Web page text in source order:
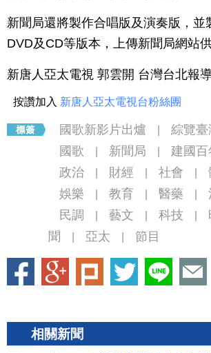
新聞局還將製作合唱版及演奏版，並
DVD及CD等版本，上傳新聞局網站供
新唐人亞太電視 郭雲開 台灣台北報
按讚加入 新唐人亞太電視台粉絲團
國歌新影片出爐 綜覽臺
國歌 新聞局 建國百
政治 財經 社會
娛樂 教育 醫藥
民調 藝文 科技
聞
亞太 節目
相關新聞